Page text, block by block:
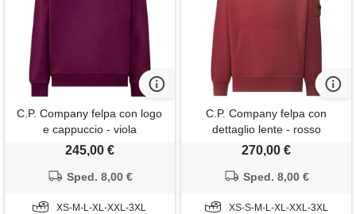
C.P. Company felpa con logo
e cappuccio - viola
245,00 €
Sped. 8,00 €
XS-M-L-XL-XXL-3XL
C.P. Company felpa con
dettaglio lente - rosso
270,00 €
Sped. 8,00 €
XS-S-M-L-XL-XXL-3XL